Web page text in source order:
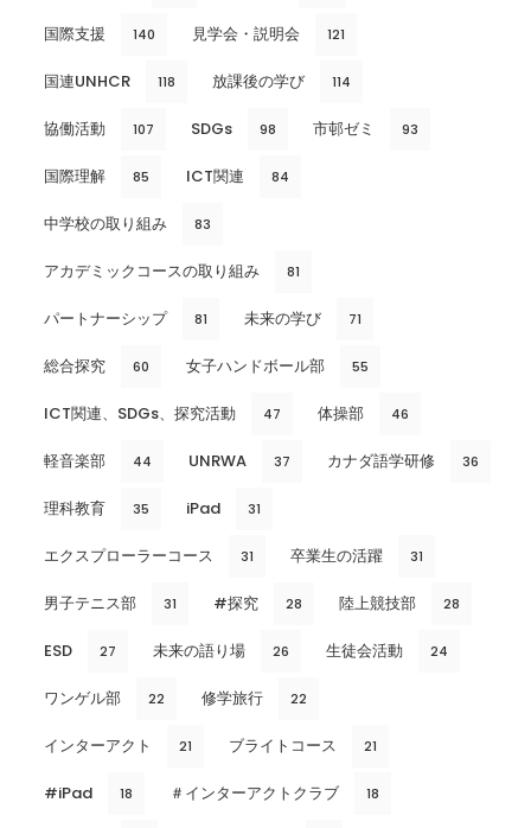
国際支援 140 見学会・説明会 121
国連UNHCR 118 放課後の学び 114
協働活動 107 SDGs 98 市邨ゼミ 93
国際理解 85 ICT関連 84
中学校の取り組み 83
アカデミックコースの取り組み 81
パートナーシップ 81 未来の学び 71
総合探究 60 女子ハンドボール部 55
ICT関連、SDGs、探究活動 47 体操部 46
軽音楽部 44 UNRWA 37 カナダ語学研修 36
理科教育 35 iPad 31
エクスプローラーコース 31 卒業生の活躍 31
男子テニス部 31 #探究 28 陸上競技部 28
ESD 27 未来の語り場 26 生徒会活動 24
ワンゲル部 22 修学旅行 22
インターアクト 21 ブライトコース 21
#iPad 18 ＃インターアクトクラブ 18